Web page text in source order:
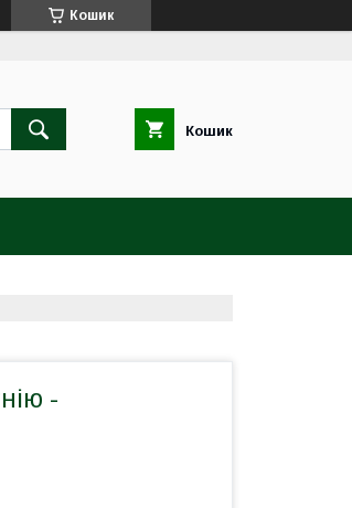
Кошик
Кошик
-